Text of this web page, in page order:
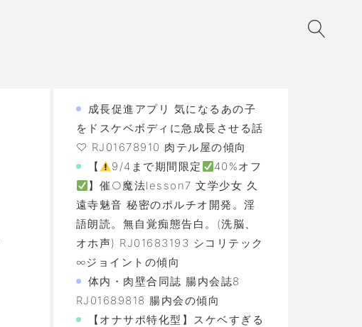
成長促進アプリ 気になるあの子
をドスケベボディに急成長させる話
♡ RJ01678910 肉テル屋の傾向
【
9/4まで期間限定
40%オフ
】催○魔法lesson7 文学少女 久
遠寺魅音 秘密のポルチオ開発。淫
語朗読。無自覚痴態告白。(洗脳、
オホ声) RJ01683193 シコリテック
∞ジョイントの傾向
体内・肉壁合同誌 腸内会誌8
RJ01689818 腸内会の傾向
【オナサポ特化型】スケベすぎる